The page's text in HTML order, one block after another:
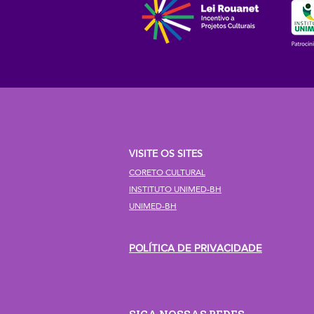
VISITE OS SITES
CORETO CULTURAL
INSTITUTO UNIMED-BH
UNIMED-BH
POLÍTICA DE PRIVACIDADE